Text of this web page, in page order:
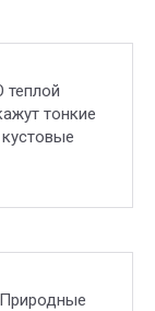
теплой
тонкие
Природные